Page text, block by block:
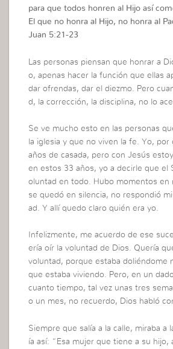
para que todos honren al Hijo así
El que no honra al Hijo, no honra al
Juan 5:21-23
Las personas piensan que honrar a
o, apenas hacer la función que ellas
dar ofrendas, dar el diezmo. Pero
d, la corrección, la disciplina, no lo
Se ve mucho esto en las personas
la iglesia y que no viven la fe. Yo, por
años de casada, pero con Jesús
en estos 33 años, yo a decirle que el
oluntad en todo. Hubo momentos en
se quedó en silencia, no respondió
ad. Y allí quedo claro quién era yo.
Infelizmente, me acuerdo de ese
ería oír la voluntad de Dios. Quería
voluntad, porque estaba doliéndome
que estaba viviendo. Pero, en un
cuanto tiempo, tal vez unas tres
o un mes, no recuerdo, Dios habló
Siempre que salía a la calle, miraba a
ía así: “Esa mujer que tiene a su hijo,